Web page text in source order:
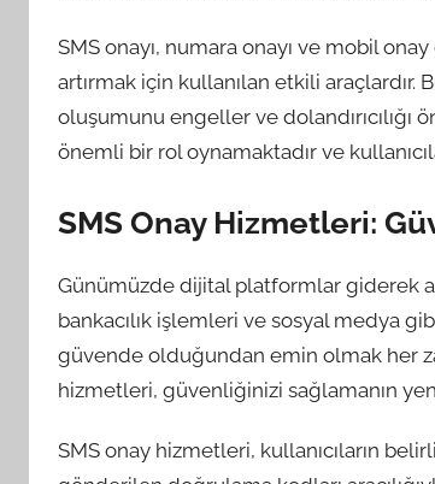
SMS onayı, numara onayı ve mobil
artırmak için kullanılan etkili araçlardır.
oluşumunu engeller ve
önemli bir rol oynamaktadır ve
SMS Onay Hizmetleri:
Günümüzde dijital platformlar giderek
bankacılık işlemleri ve sosyal medya
güvende olduğundan emin olmak her
hizmetleri, güvenliğinizi sağlamanın
SMS onay hizmetleri, kullanıcıların